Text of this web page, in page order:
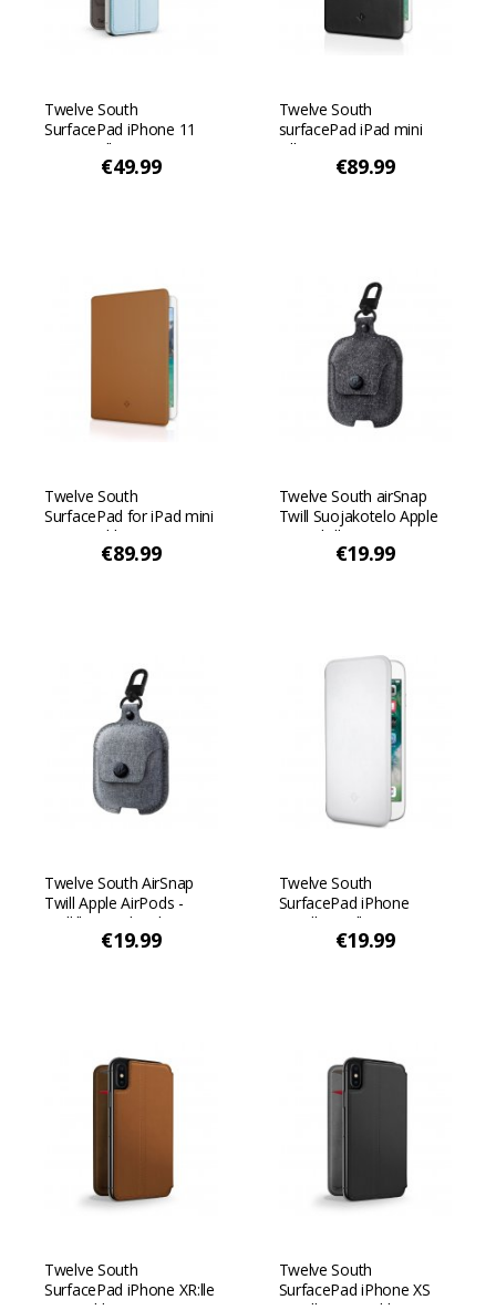
Twelve South
SurfacePad iPhone 11
Pro Maxille - Sininen
€49.99
Twelve South
surfacePad iPad mini
5:lle - Musta
€89.99
Twelve South
SurfacePad for iPad mini
5 - Konjakki
€89.99
Twelve South airSnap
Twill Suojakotelo Apple
AirPodsille, jossa on
integroitu klipsi - Savu
€19.99
Twelve South AirSnap
Twill Apple AirPods -
mallille - Vaaleanharmaa
€19.99
Twelve South
SurfacePad iPhone
6/6s:lle - Valkoinen
€19.99
Twelve South
SurfacePad iPhone XR:lle
Twelve South
SurfacePad iPhone XS